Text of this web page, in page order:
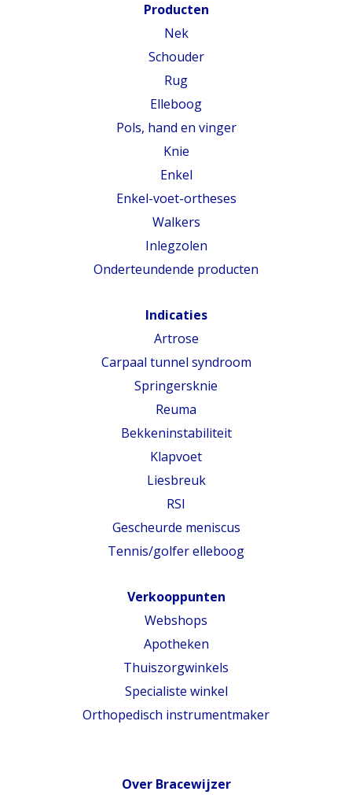
Producten
Nek
Schouder
Rug
Elleboog
Pols, hand en vinger
Knie
Enkel
Enkel-voet-ortheses
Walkers
Inlegzolen
Onderteundende producten
Indicaties
Artrose
Carpaal tunnel syndroom
Springersknie
Reuma
Bekkeninstabiliteit
Klapvoet
Liesbreuk
RSI
Gescheurde meniscus
Tennis/golfer elleboog
Verkooppunten
Webshops
Apotheken
Thuiszorgwinkels
Specialiste winkel
Orthopedisch instrumentmaker
Over Bracewijzer